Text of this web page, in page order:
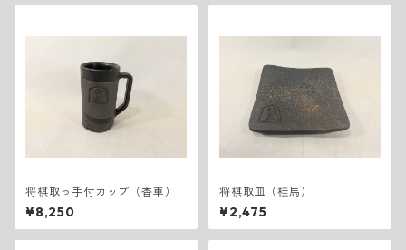
将棋取っ手付カップ（香車）
¥8,250
将棋取皿（桂馬）
¥2,475